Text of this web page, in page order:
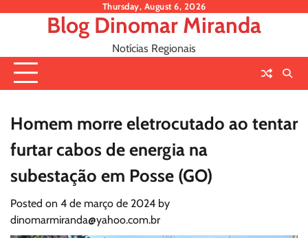
Thursday, August 6, 2026
Blog Dinomar Miranda
Notícias Regionais
Homem morre eletrocutado ao tentar
furtar cabos de energia na
subestação em Posse (GO)
Posted on 4 de março de 2024 by
dinomarmiranda@yahoo.com.br